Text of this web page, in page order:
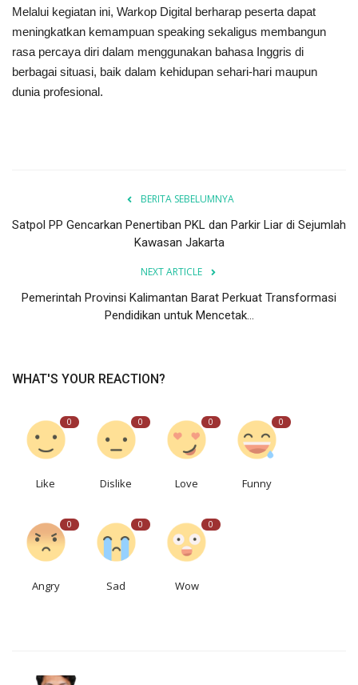
Melalui kegiatan ini, Warkop Digital berharap peserta dapat
meningkatkan kemampuan speaking sekaligus membangun
rasa percaya diri dalam menggunakan bahasa Inggris di
berbagai situasi, baik dalam kehidupan sehari-hari maupun
dunia profesional.
BERITA SEBELUMNYA
Satpol PP Gencarkan Penertiban PKL dan Parkir Liar di Sejumlah
Kawasan Jakarta
NEXT ARTICLE
Pemerintah Provinsi Kalimantan Barat Perkuat Transformasi
Pendidikan untuk Mencetak...
WHAT'S YOUR REACTION?
0
Like
0
Dislike
0
Love
0
Funny
0
Angry
0
Sad
0
Wow